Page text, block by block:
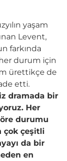
yaşam
Levent,
farkında
her durum için
ürettikçe de
etti.
dramada bir
Her
durumu
çok çeşitli
da bir
en